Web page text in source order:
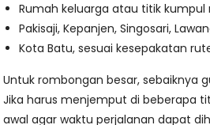
Rumah keluarga atau titik
Pakisaji, Kepanjen, Singosari,
Kota Batu, sesuai kesepakatan
Untuk rombongan besar, sebaiknya
Jika harus menjemput di beberapa
awal agar waktu perjalanan dapat